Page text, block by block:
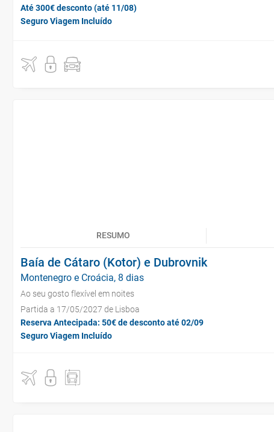
Até 300€ desconto (até 11/08)
Seguro Viagem Incluído
RESUMO
Baía de Cátaro (Kotor) e Dubrovnik
Montenegro e Croácia, 8 dias
Ao seu gosto flexível em noites
Partida a 17/05/2027 de Lisboa
Reserva Antecipada: 50€ de desconto até 02/09
Seguro Viagem Incluído